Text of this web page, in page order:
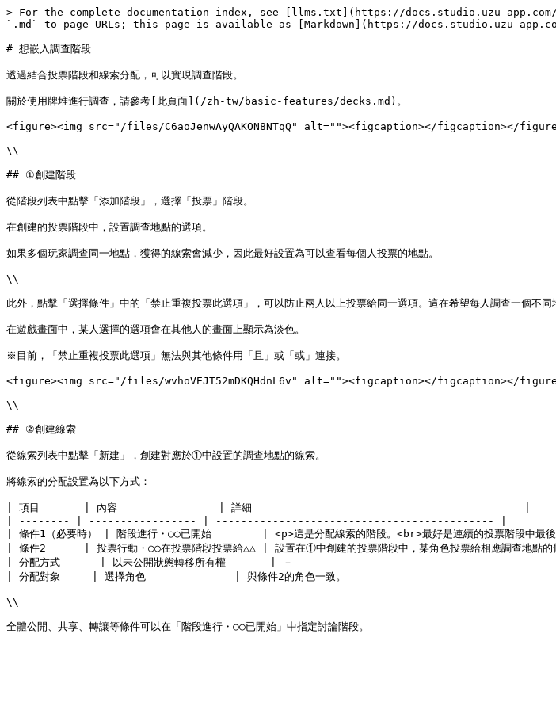
> For the complete documentation index, see [llms.txt](https://docs.studio.uzu-
`.md` to page URLs; this page is available as [Markdown](https://docs.studio.uzu-
# 想嵌入調查階段
透過結合投票階段和線索分配，可以實現調查階段。
關於使用牌堆進行調查，請參考[此頁面](/zh-tw/basic-features/decks.md)。
<figure><img src="/files/C6aoJenwAyQAKON8NTqQ" alt=""><figcaption></figcaption></
\\
## ①創建階段
從階段列表中點擊「添加階段」，選擇「投票」階段。
在創建的投票階段中，設置調查地點的選項。
如果多個玩家調查同一地點，獲得的線索會減少，因此最好設置為可以查看每個人投票的地點。
\\
此外，點擊「選擇條件」中的「禁止重複投票此選項」，可以防止兩人以上投票給同一選項。這在希望每人調查一個不同
在遊戲畫面中，某人選擇的選項會在其他人的畫面上顯示為淡色。
※目前，「禁止重複投票此選項」無法與其他條件用「且」或「或」連接。
<figure><img src="/files/wvhoVEJT52mDKQHdnL6v" alt=""><figcaption></figcaption></
\\
## ②創建線索
從線索列表中點擊「新建」，創建對應於①中設置的調查地點的線索。
將線索的分配設置為以下方式：
| 項目       | 內容                | 詳細                                           |
| -------- | ----------------- | -------------------------------------------- |
| 條件1（必要時） | 階段進行・○○已開始        | <p>這是分配線索的階段。<br>最好是連續的投票階段中最後
| 條件2      | 投票行動・○○在投票階段投票給△△ | 設置在①中創建的投票階段中，某角色投票給相應調
| 分配方式　　   | 以未公開狀態轉移所有權       | －
| 分配對象     | 選擇角色              | 與條件2的角色一致。
\\